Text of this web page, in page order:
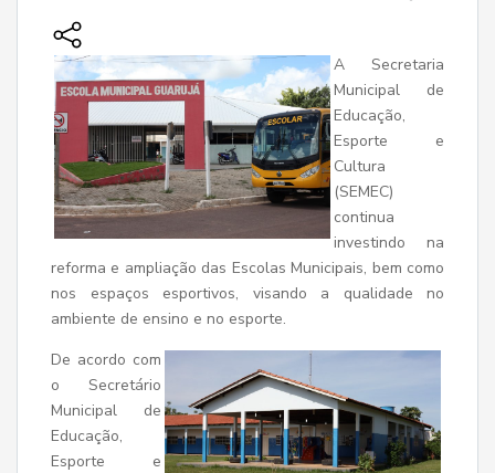
A Secretaria
Municipal de
Educação,
Esporte e
Cultura
(SEMEC)
continua
investindo na
reforma e ampliação das Escolas Municipais, bem como
nos espaços esportivos, visando a qualidade no
ambiente de ensino e no esporte.
De acordo com
o Secretário
Municipal de
Educação,
Esporte e